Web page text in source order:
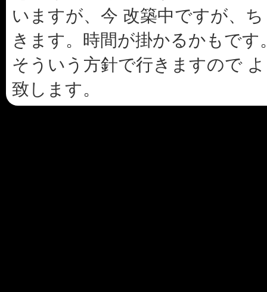
いますが、今 改築中ですが、
きます。時間が掛かるかもです
そういう方針で行きますので
致します。